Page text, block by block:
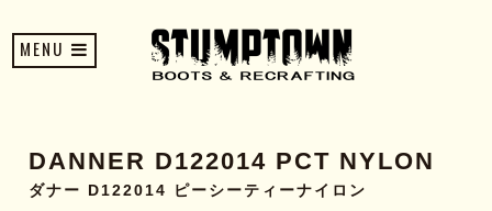
MENU
DANNER D122014 PCT NYLON
ダナー D122014 ピーシーティーナイロン